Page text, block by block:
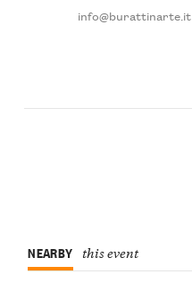
info@burattinarte.it
NEARBY this event